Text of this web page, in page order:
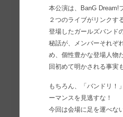
本公演は、BanG Dream!
２つのライブがリンクす
登場したガールズバンド
秘話が、メンバーそれぞ
め、個性豊かな登場人物
回初めて明かされる事
もちろん、「バンドリ！
ーマンスを見逃すな！
今回は会場に足を運べな